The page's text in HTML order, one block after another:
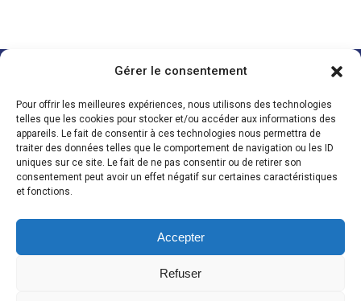
Gérer le consentement
Pour offrir les meilleures expériences, nous utilisons des technologies
telles que les cookies pour stocker et/ou accéder aux informations des
appareils. Le fait de consentir à ces technologies nous permettra de
traiter des données telles que le comportement de navigation ou les ID
uniques sur ce site. Le fait de ne pas consentir ou de retirer son
consentement peut avoir un effet négatif sur certaines caractéristiques
et fonctions.
Accepter
Refuser
POMPE À CHALEUR ELECTRICITÉ CHAUFFAGE
Za Les Acacias
85430 La Boissière des Landes
Tél. 02 51 06 22 32
Nous suivre
QUI SOMMES-NOUS ?